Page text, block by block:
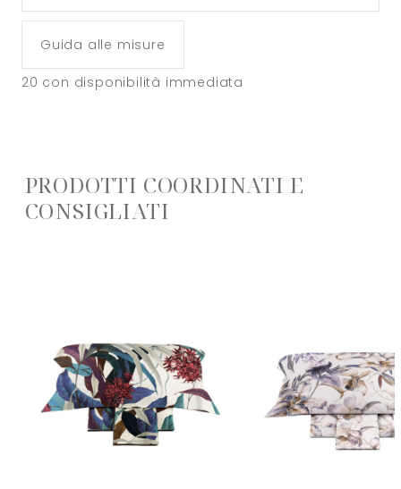
Guida alle misure
20 con disponibilità immediata
PRODOTTI COORDINATI E
CONSIGLIATI